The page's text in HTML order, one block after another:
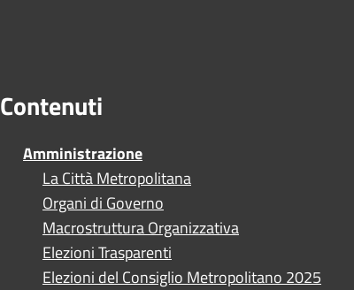
Contenuti
Amministrazione
La Città Metropolitana
Organi di Governo
Macrostruttura Organizzativa
Elezioni Trasparenti
Elezioni del Consiglio Metropolitano 2025